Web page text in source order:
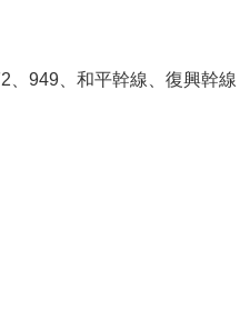
、949、和平幹線、復興幹線